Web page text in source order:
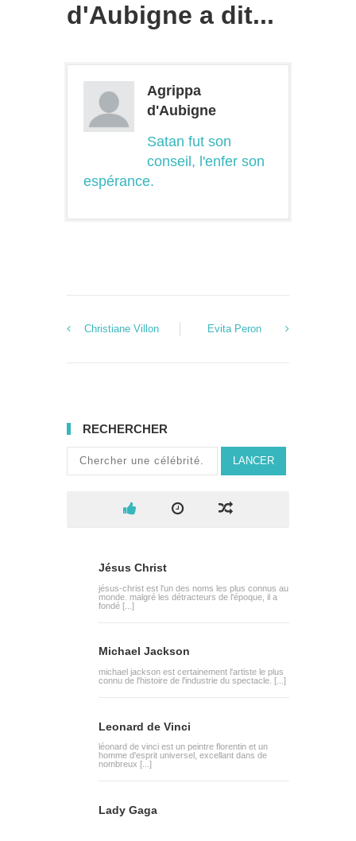
d'Aubigne a dit...
Agrippa
d'Aubigne
Satan fut son
conseil, l'enfer son
espérance.
Christiane Villon Evita Peron
RECHERCHER
LANCER
Jésus Christ
jésus-christ est l'un des noms les plus connus au
monde. malgré les détracteurs de l'époque, il a
fondé [...]
Michael Jackson
michael jackson est certainement l'artiste le plus
connu de l'histoire de l'industrie du spectacle. [...]
Leonard de Vinci
léonard de vinci est un peintre florentin et un
homme d'esprit universel, excellant dans de
nombreux [...]
Lady Gaga